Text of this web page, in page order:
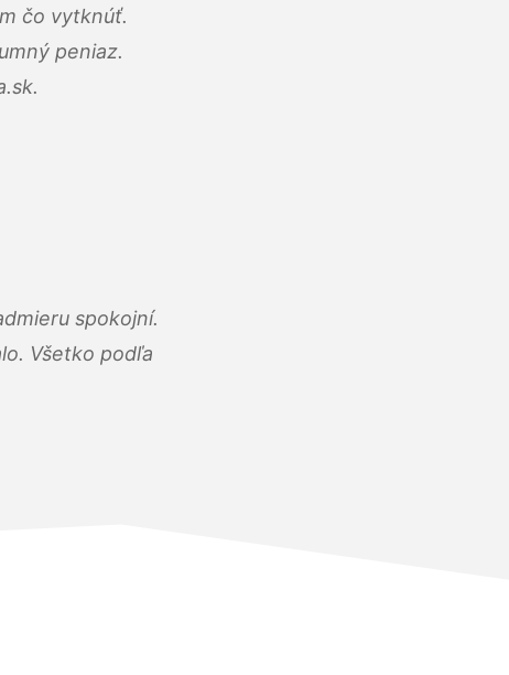
čo vytknúť.
peniaz.
spokojní.
Všetko podľa